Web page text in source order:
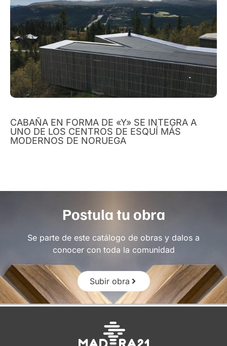
CABAÑA EN FORMA DE «Y» SE INTEGRA A
UNO DE LOS CENTROS DE ESQUÍ MÁS
MODERNOS DE NORUEGA
Postula tu obra
Se parte de este catálogo de obras y dalos a
conocer con toda la comunidad
Subir obra